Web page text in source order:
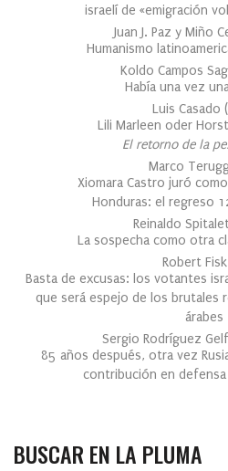
israelí de «emigración
Juan J. Paz y Miño
Humanismo
Koldo Campos
Había una vez
Luis Casado (
Lili Marleen oder
El retorno de la
Marco
Xiomara Castro juró
Honduras: el regreso
Reinaldo
La sospecha como otra
Robert Fisk
Basta de excusas: los votantes
que será espejo de los brutales
árabes
Sergio Rodríguez
85 años después, otra vez
contribución en defensa
BUSCAR EN LA PLUMA